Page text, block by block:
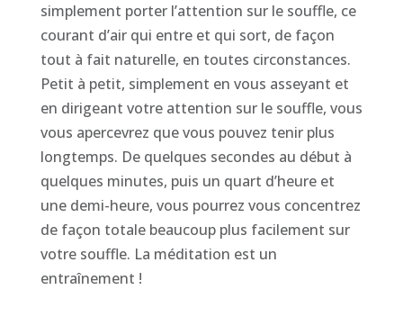
simplement porter l’attention sur le souffle, ce
courant d’air qui entre et qui sort, de façon
tout à fait naturelle, en toutes circonstances.
Petit à petit, simplement en vous asseyant et
en dirigeant votre attention sur le souffle, vous
vous apercevrez que vous pouvez tenir plus
longtemps. De quelques secondes au début à
quelques minutes, puis un quart d’heure et
une demi-heure, vous pourrez vous concentrez
de façon totale beaucoup plus facilement sur
votre souffle. La méditation est un
entraînement !